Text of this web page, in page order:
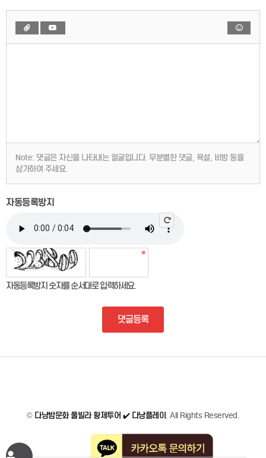
Note: 댓글은 자신을 나타내는 얼굴입니다. 무분별한 댓글, 욕설, 비방 등을
삼가하여 주세요.
자동등록방지
자동등록방지 숫자를 순서대로 입력하세요.
댓글등록
© 다낭밤문화 풀빌라 황제투어 ✔️ 다낭플레이 . All Rights Reserved.